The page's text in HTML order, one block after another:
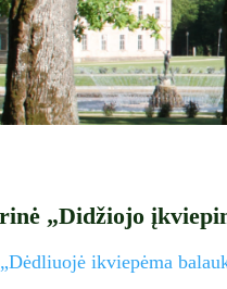
„Didžiojo
ikviepėma